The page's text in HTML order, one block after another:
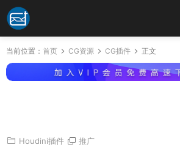
当前位置： 首页 CG资源 CG插件 正文
Houdini插件 推广